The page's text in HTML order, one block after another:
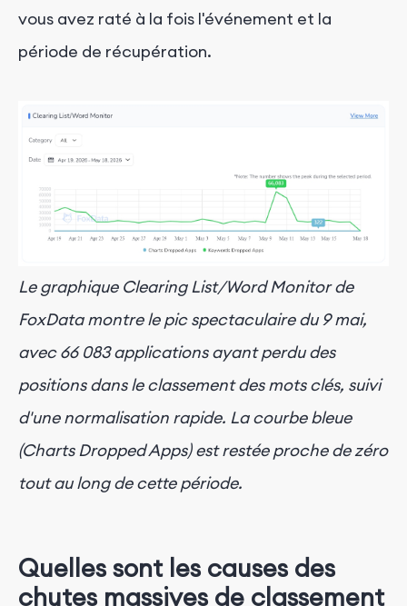
vous avez raté à la fois l'événement et la
période de récupération.
Le graphique Clearing List/Word Monitor de
FoxData montre le pic spectaculaire du 9 mai,
avec 66 083 applications ayant perdu des
positions dans le classement des mots clés, suivi
d'une normalisation rapide. La courbe bleue
(Charts Dropped Apps) est restée proche de zéro
tout au long de cette période.
Quelles sont les causes des
chutes massives de classement